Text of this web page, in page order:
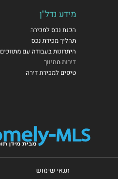
מידע נדל"ן
הכנת נכס למכירה
תהליך מכירת נכס
היתרונות בעבודה עם מתווכים
דירות מתיווך
טיפים למכירת דירה
תנאי שימוש